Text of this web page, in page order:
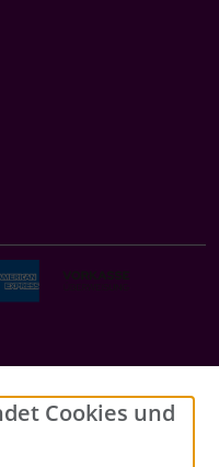
Cookies und